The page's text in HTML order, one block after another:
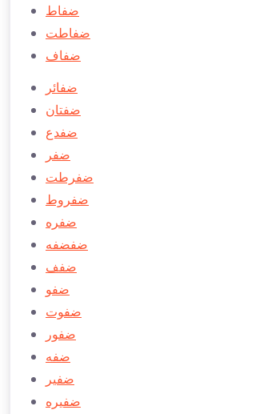
ضفاط
ضفاطت
ضفاف
ضفائر
ضفتان
ضفدع
ضفر
ضفرطت
ضفروط
ضفره
ضفضفه
ضفف
ضفو
ضفوت
ضفور
ضفه
ضفير
ضفيره